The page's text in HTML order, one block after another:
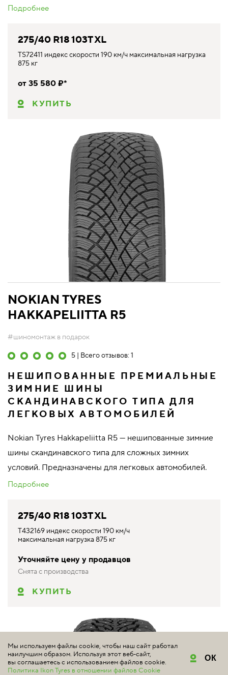
Подробнее
275/40 R18 103T XL
TS72411 индекс скорости 190 км/ч максимальная нагрузка
875 кг
от 35 580 ₽*
КУПИТЬ
NOKIAN TYRES
HAKKAPELIITTA R5
#шиномонтаж в подарок
5 | Всего отзывов: 1
НЕШИПОВАННЫЕ ПРЕМИАЛЬНЫЕ
ЗИМНИЕ ШИНЫ
СКАНДИНАВСКОГО ТИПА ДЛЯ
ЛЕГКОВЫХ АВТОМОБИЛЕЙ
Nokian Tyres Hakkapeliitta R5 — нешипованные зимние
шины скандинавского типа для сложных зимних
условий. Предназначены для легковых автомобилей.
Подробнее
275/40 R18 103T XL
T432169 индекс скорости 190 км/ч
максимальная нагрузка 875 кг
Уточняйте цену у продавцов
Снята с производства
КУПИТЬ
Мы используем файлы cookie, чтобы наш сайт работал
наилучшим образом. Используя этот веб-сайт,
вы соглашаетесь с использованием файлов cookie.
Политика Ikon Tyres в отношении файлов Cookie
ОК